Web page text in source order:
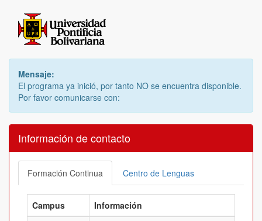
Mensaje:
El programa ya inició, por tanto NO se encuentra disponible.
Por favor comunicarse con:
Información de contacto
Formación Continua Centro de Lenguas
Campus
Información